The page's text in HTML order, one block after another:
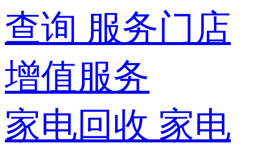
查询 服务门店
增值服务
家电回收 家电